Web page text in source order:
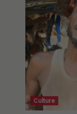
Culture